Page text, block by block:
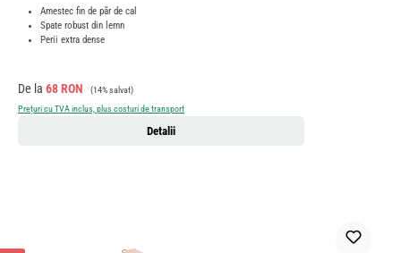
Amestec fin de păr de cal
Spate robust din lemn
Perii extra dense
Preț de vânzare:
De la 68 RON Preț obișnuit:
(14% salvat)
Prețuri cu TVA inclus, plus costuri de transport
Detalii